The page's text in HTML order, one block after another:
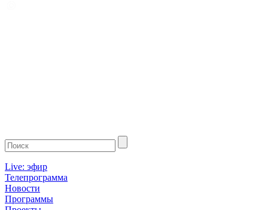
Live: эфир
Телепрограмма
Новости
Программы